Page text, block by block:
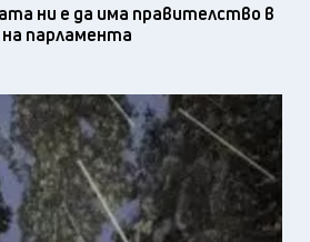
ни е да има правителство в
парламента